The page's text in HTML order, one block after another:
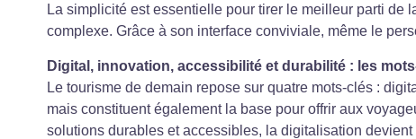
La simplicité est essentielle pour tirer le meilleur parti de
complexe. Grâce à son interface conviviale, même le
Digital, innovation, accessibilité et durabilité : les
Le tourisme de demain repose sur quatre mots-clés :
mais constituent également la base pour offrir aux
solutions durables et accessibles, la digitalisation